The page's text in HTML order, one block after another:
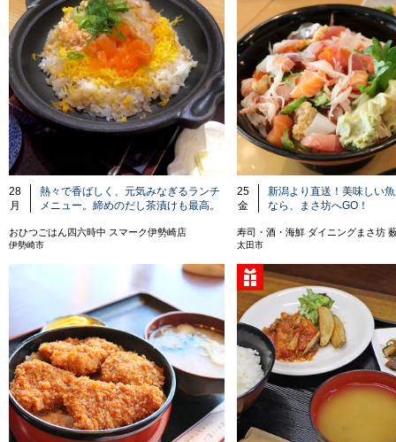
28
月
熱々で香ばしく、元気みなぎるランチ
メニュー。締めのだし茶漬けも最高。
おひつごはん四六時中 スマーク伊勢崎店
伊勢崎市
25
金
新潟より直送！美味しい
なら、まさ坊へGO！
寿司・酒・海鮮 ダイニングまさ坊
太田市